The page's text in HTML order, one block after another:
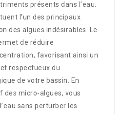
présents dans l’eau.
l’un des principaux
des algues indésirables. Le
de réduire
favorisant ainsi un
respectueux du
de votre bassin. En
des micro-algues, vous
sans perturber les